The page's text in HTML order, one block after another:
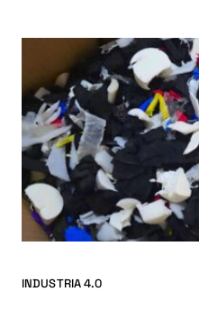
INDUSTRIA 4.0